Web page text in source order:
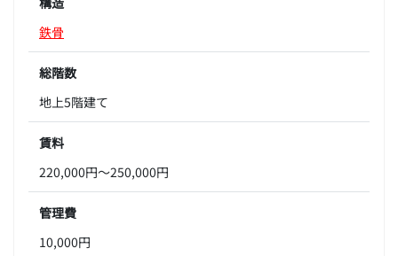
鉄骨
総階数
地上5階建て
賃料
220,000円～250,000円
管理費
10,000円